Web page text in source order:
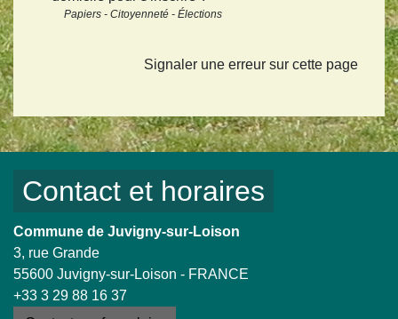
Papiers - Citoyenneté - Élections
Signaler une erreur sur cette page
Contact et horaires
Commune de Juvigny-sur-Loison
3, rue Grande
55600 Juvigny-sur-Loison - FRANCE
+33 3 29 88 16 37